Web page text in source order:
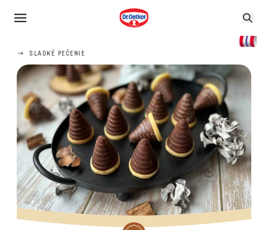
SLADKÉ PEČENIE